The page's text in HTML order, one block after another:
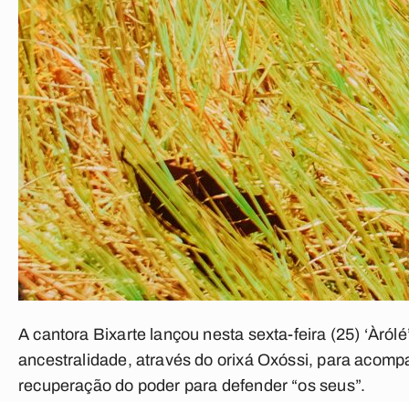
A cantora Bixarte lançou nesta sexta-feira (25)
ancestralidade, através do orixá Oxóssi, para
recuperação do poder para defender “os seus”.